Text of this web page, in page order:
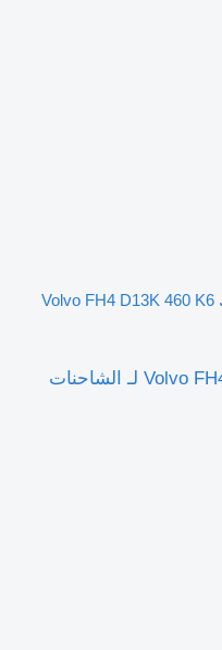
المحرك Volvo FH4 D13K 460 K6
المحرك Volvo FH4 D13K 460 K6 85002432 لـ الشاحنات